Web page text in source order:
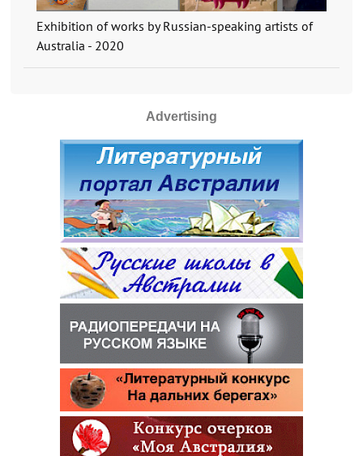
Exhibition of works by Russian-speaking artists of
Australia - 2020
Advertising